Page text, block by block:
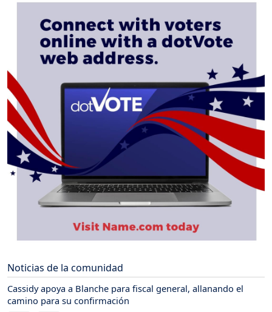
Noticias de la comunidad
Cassidy apoya a Blanche para fiscal general, allanando el
camino para su confirmación